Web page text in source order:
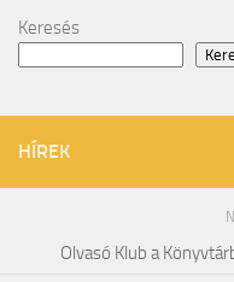
Keresés
HÍREK
Olvasó Klub a